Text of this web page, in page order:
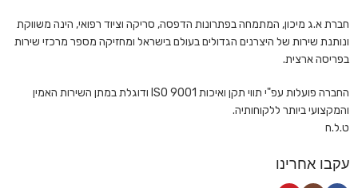
חברת א.ג מיכון, המתמחה בפתרונות הדפסה, סריקה וציוד רפואי, הינה משווקת
ונותנת שירות של היצרנים הגדולים בעולם בישראל ומחזיקה מספר מרכזי שירות
בפריסה ארצית.
החברה פועלות עפ"י תווי תקן ואיכות ISO 9001 ודוגלת במתן השירות האמין
והמקצועי ביותר ללקוחותיה.
ט.ל.ח
עקבו אחרינו